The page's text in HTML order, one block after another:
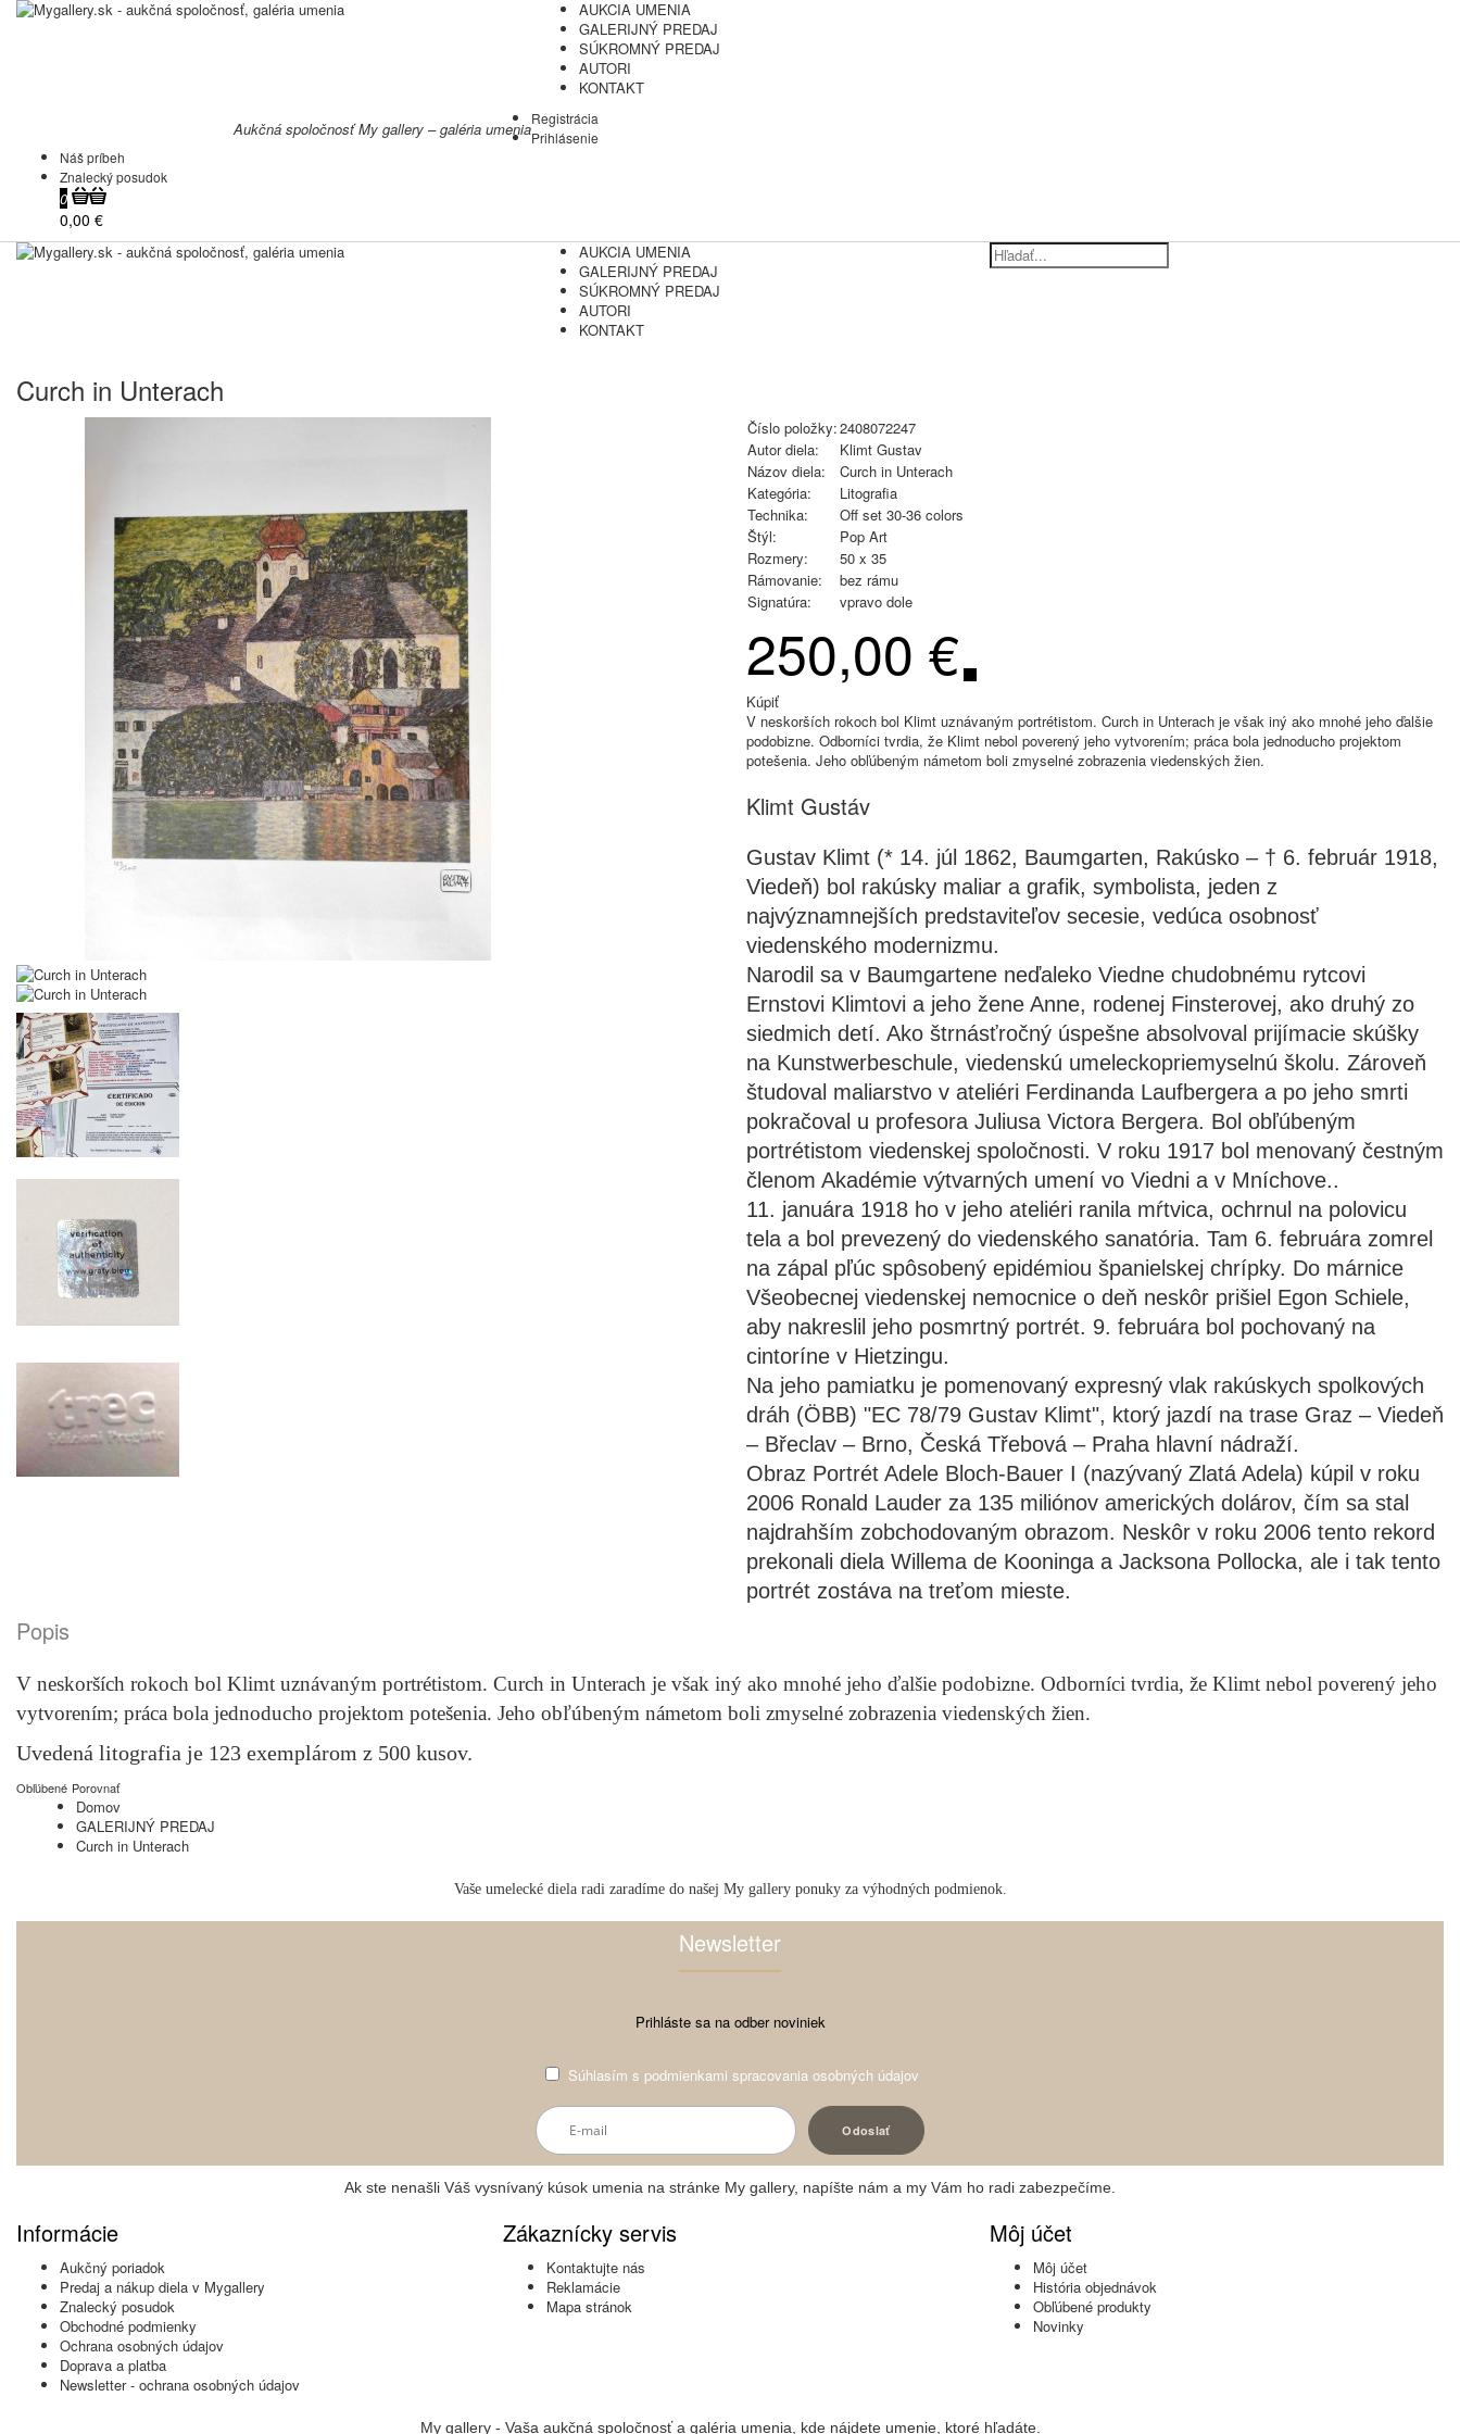
AUKCIA UMENIA
GALERIJNÝ PREDAJ
SÚKROMNÝ PREDAJ
AUTORI
KONTAKT
Aukčná spoločnosť My gallery – galéria umenia
Registrácia
Prihlásenie
Náš príbeh
Znalecký posudok
0
0,00 €
AUKCIA UMENIA
GALERIJNÝ PREDAJ
SÚKROMNÝ PREDAJ
AUTORI
KONTAKT
Curch in Unterach
Číslo položky:2408072247
Autor diela:
Klimt Gustav
Názov diela:
Curch in Unterach
Kategória:
Litografia
Technika:
Off set 30-36 colors
Štýl:
Pop Art
Rozmery:
50 x 35
Rámovanie:
bez rámu
Signatúra:
vpravo dole
250,00 €
Kúpiť
V neskorších rokoch bol Klimt uznávaným portrétistom. Curch in Unterach je však iný ako mnohé jeho ďalšie
podobizne. Odborníci tvrdia, že Klimt nebol poverený jeho vytvorením; práca bola jednoducho projektom
potešenia. Jeho obľúbeným námetom boli zmyselné zobrazenia viedenských žien.
Klimt Gustáv
Gustav Klimt (* 14. júl 1862, Baumgarten, Rakúsko – † 6. február 1918,
Viedeň) bol rakúsky maliar a grafik, symbolista, jeden z
najvýznamnejších predstaviteľov secesie, vedúca osobnosť
viedenského modernizmu.
Narodil sa v Baumgartene neďaleko Viedne chudobnému rytcovi
Ernstovi Klimtovi a jeho žene Anne, rodenej Finsterovej, ako druhý zo
siedmich detí. Ako štrnásťročný úspešne absolvoval prijímacie skúšky
na Kunstwerbeschule, viedenskú umeleckopriemyselnú školu. Zároveň
študoval maliarstvo v ateliéri Ferdinanda Laufbergera a po jeho smrti
pokračoval u profesora Juliusa Victora Bergera. Bol obľúbeným
portrétistom viedenskej spoločnosti. V roku 1917 bol menovaný čestným
členom Akadémie výtvarných umení vo Viedni a v Mníchove..
11. januára 1918 ho v jeho ateliéri ranila mŕtvica, ochrnul na polovicu
tela a bol prevezený do viedenského sanatória. Tam 6. februára zomrel
na zápal pľúc spôsobený epidémiou španielskej chrípky. Do márnice
Všeobecnej viedenskej nemocnice o deň neskôr prišiel Egon Schiele,
aby nakreslil jeho posmrtný portrét. 9. februára bol pochovaný na
cintoríne v Hietzingu.
Na jeho pamiatku je pomenovaný expresný vlak rakúskych spolkových
dráh (ÖBB) "EC 78/79 Gustav Klimt", ktorý jazdí na trase Graz – Viedeň
– Břeclav – Brno, Česká Třebová – Praha hlavní nádraží.
Obraz Portrét Adele Bloch-Bauer I (nazývaný Zlatá Adela) kúpil v roku
2006 Ronald Lauder za 135 miliónov amerických dolárov, čím sa stal
najdrahším zobchodovaným obrazom. Neskôr v roku 2006 tento rekord
prekonali diela Willema de Kooninga a Jacksona Pollocka, ale i tak tento
portrét zostáva na treťom mieste.
Popis
V neskorších rokoch bol Klimt uznávaným portrétistom. Curch in Unterach je však iný ako mnohé jeho ďalšie podobizne. Odborníci tvrdia, že Klimt nebol poverený jeho
vytvorením; práca bola jednoducho projektom potešenia. Jeho obľúbeným námetom boli zmyselné zobrazenia viedenských žien.
Uvedená litografia je 123 exemplárom z 500 kusov.
Obľúbené Porovnať
Domov
GALERIJNÝ PREDAJ
Curch in Unterach
Vaše umelecké diela radi zaradíme do našej My gallery ponuky za výhodných podmienok.
Newsletter
Prihláste sa na odber noviniek
Súhlasím s podmienkami spracovania osobných údajov
Ak ste nenašli Váš vysnívaný kúsok umenia na stránke My gallery, napíšte nám a my Vám ho radi zabezpečíme.
Informácie
Aukčný poriadok
Predaj a nákup diela v Mygallery
Znalecký posudok
Obchodné podmienky
Ochrana osobných údajov
Doprava a platba
Newsletter - ochrana osobných údajov
Zákaznícky servis
Kontaktujte nás
Reklamácie
Mapa stránok
Môj účet
Môj účet
História objednávok
Obľúbené produkty
Novinky
My gallery - Vaša aukčná spoločnosť a galéria umenia, kde nájdete umenie, ktoré hľadáte.